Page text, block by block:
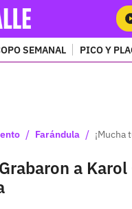
SEMANAL PICO Y
/ Farándula / ¡Mucha
a Karol